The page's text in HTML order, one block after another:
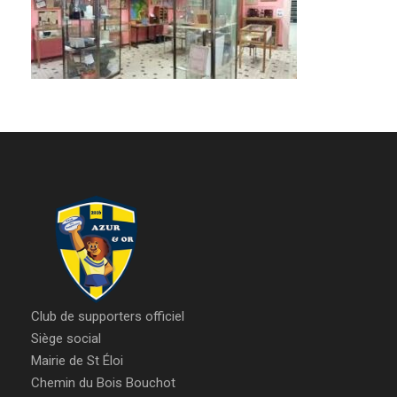
Club de supporters officiel
Siège social
Mairie de St Éloi
Chemin du Bois Bouchot